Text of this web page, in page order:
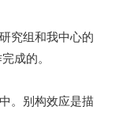
究组和我中心的
成的。
。别构效应是描